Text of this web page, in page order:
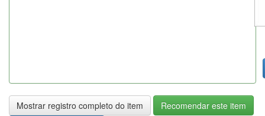
Mostrar registro completo do item
Recomendar este item